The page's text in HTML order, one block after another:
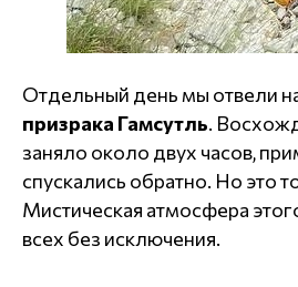
Отдельный день мы отвели
призрака Гамсутль.
заняло около двух часов,
спускались обратно. Но это
Мистическая атмосфера
всех без исключения.